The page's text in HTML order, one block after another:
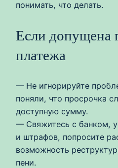
понимать, что делать.
Если допущена
платежа
— Не игнорируйте
поняли, что просрочка
доступную сумму.
— Свяжитесь с банком,
и штрафов, попросите
возможность
пени.